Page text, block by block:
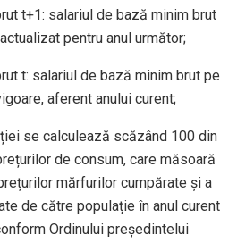
t+1: salariul de bază minim brut
pentru anul următor;
t: salariul de bază minim brut pe
aferent anului curent;
se calculează scăzând 100 din
de consum, care măsoară
mărfurilor cumpărate și a
de către populație în anul curent
Ordinului președintelui